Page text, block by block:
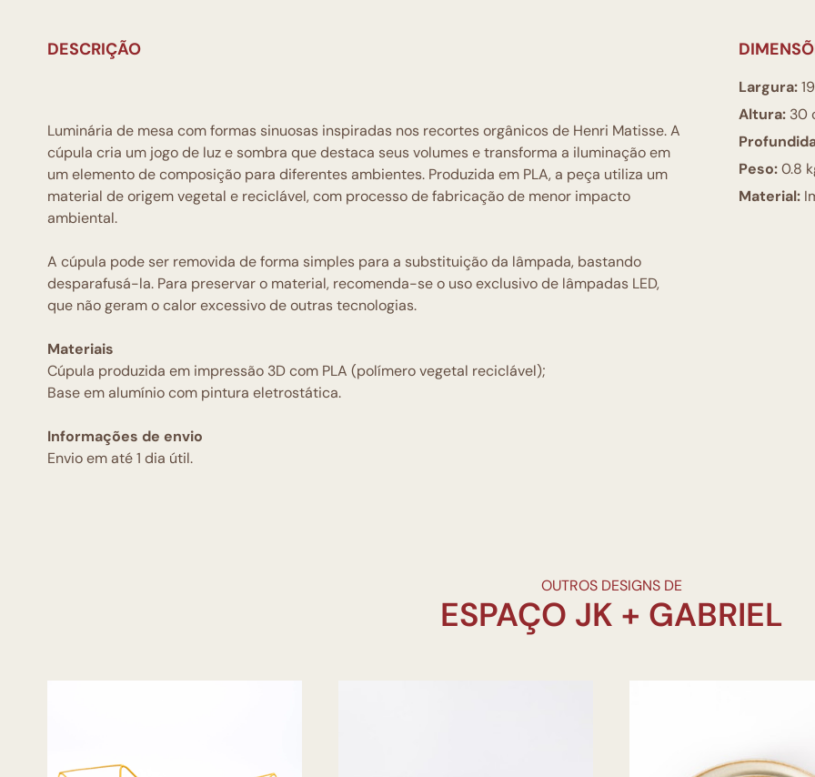
DESCRIÇÃO
Luminária de mesa com formas sinuosas inspiradas nos recortes orgânicos de Henri Matisse. A
cúpula cria um jogo de luz e sombra que destaca seus volumes e transforma a iluminação em
um elemento de composição para diferentes ambientes. Produzida em PLA, a peça utiliza um
material de origem vegetal e reciclável, com processo de fabricação de menor impacto
ambiental.
A cúpula pode ser removida de forma simples para a substituição da lâmpada, bastando
desparafusá-la. Para preservar o material, recomenda-se o uso exclusivo de lâmpadas LED,
que não geram o calor excessivo de outras tecnologias.
Materiais
Cúpula produzida em impressão 3D com PLA (polímero vegetal reciclável);
Base em alumínio com pintura eletrostática.
Informações de envio
Envio em até 1 dia útil.
Largura:
Altura: 30
Peso:0.8
Material:
OUTROS DESIGNS DE